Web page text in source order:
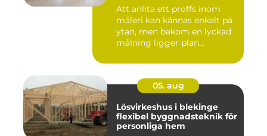
Att anlita ett proffs inom
måleri kan kännas enkelt på
ytan, men bakom en lyckad
målning ligger plan...
05. aug
Lösvirkeshus i blekinge
flexibel byggnadsteknik för
personliga hem